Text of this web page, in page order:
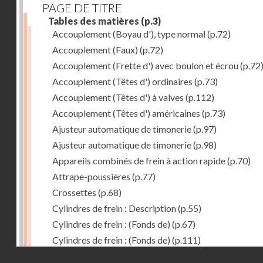
PAGE DE TITRE
Tables des matières (p.3)
Accouplement (Boyau d'), type normal(p.72)
Accouplement (Faux) (p.72)
Accouplement (Frette d') avec boulon et écrou(p.72)
Accouplement (Têtes d') ordinaires (p.73)
Accouplement (Têtes d') à valves (p.112)
Accouplement (Têtes d') américaines (p.73)
Ajusteur automatique de timonerie(p.97)
Ajusteur automatique de timonerie(p.98)
Appareils combinés de frein à action rapide(p.70)
Attrape-poussières (p.77)
Crossettes (p.68)
Cylindres de frein : Description(p.55)
Cylindres de frein : (Fonds de) (p.67)
Cylindres de frein : (Fonds de) (p.111)